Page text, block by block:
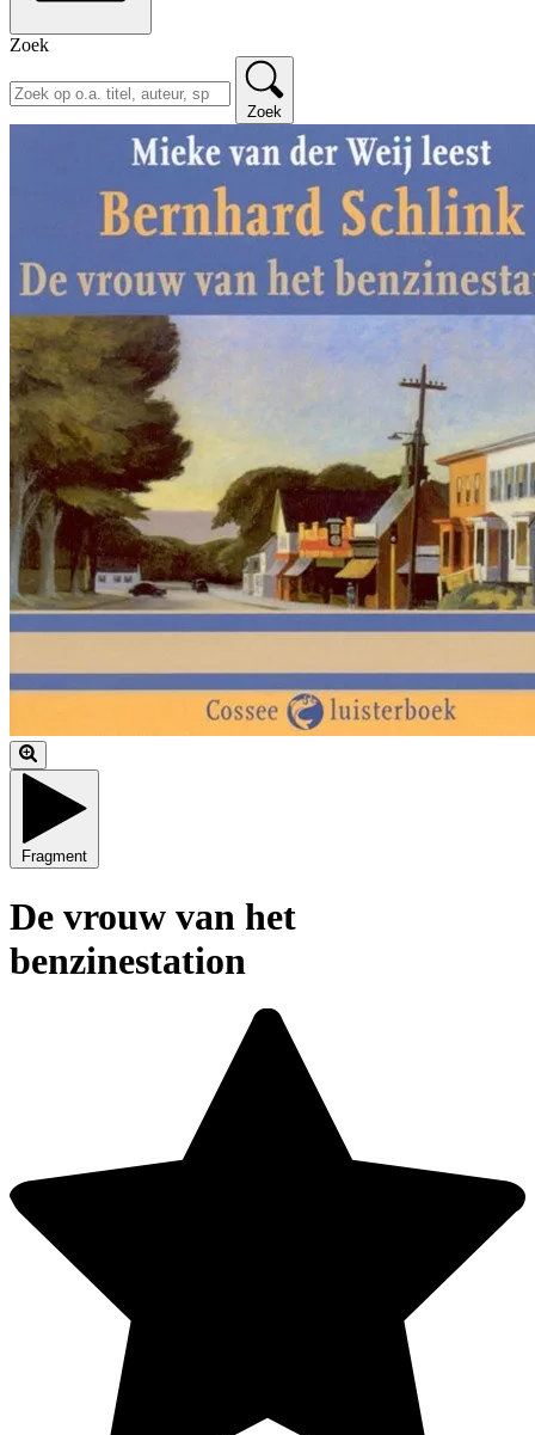
Zoek
Zoek
Fragment
De vrouw van het
benzinestation